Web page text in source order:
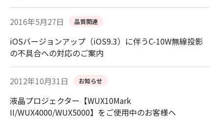
2016年5月27日 品質関連
iOSバージョンアップ（iOS9.3）に伴うC-10W無線投影
の不具合への対応のご案内
2012年10月31日 お知らせ
液晶プロジェクター【WUX10Mark
II/WUX4000/WUX5000】をご使用中のお客様へ